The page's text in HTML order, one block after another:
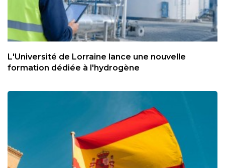
L'Université de Lorraine lance une nouvelle
formation dédiée à l'hydrogène